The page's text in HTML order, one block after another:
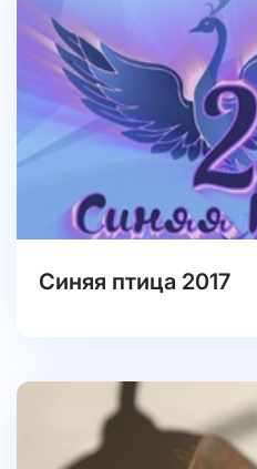
Синяя птица 2017